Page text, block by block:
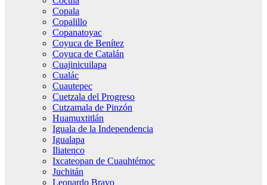
Copala
Copalillo
Copanatoyac
Coyuca de Benítez
Coyuca de Catalán
Cuajinicuilapa
Cualác
Cuautepec
Cuetzala del Progreso
Cutzamala de Pinzón
Huamuxtitlán
Iguala de la Independencia
Igualapa
Iliatenco
Ixcateopan de Cuauhtémoc
Juchitán
Leonardo Bravo